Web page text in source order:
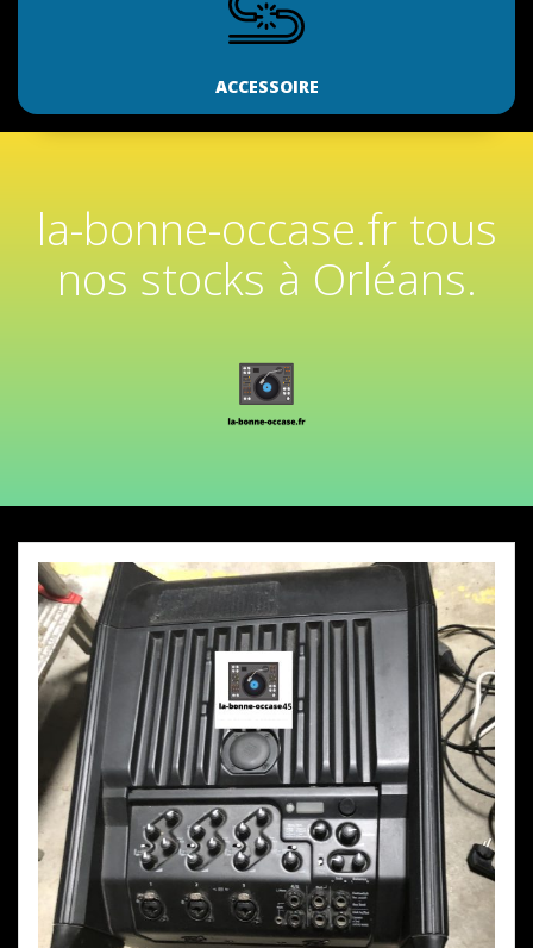
ACCESSOIRE
la-bonne-occase.fr tous
nos stocks à Orléans.